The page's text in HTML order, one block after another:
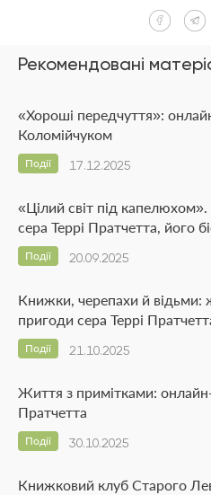
Рекомендовані
«Хороші передчуття»:
Коломійчуком
17.12.2025
Події
«Цілий світ під
сера Террі Пратчетта, його
20.09.2025
Події
Книжки, черепахи й відьми:
пригоди сера Террі
21.10.2025
Події
Життя з примітками:
Пратчетта
30.10.2025
Події
Книжковий клуб Старого